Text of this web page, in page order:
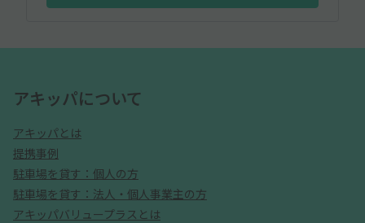
アキッパについて
アキッパとは
提携事例
駐車場を貸す：個人の方
駐車場を貸す：法人・個人事業主の方
アキッパバリュープラスとは